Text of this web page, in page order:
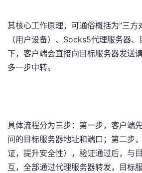
其核心工作原理，可通俗概括为“三
（用户设备）、Socks5代理服务器
下，客户端会直接向目标服务器发送
多一步中转。
具体流程分为三步：第一步，客户端
问的目标服务器地址和端口；第二步
证，提升安全性），验证通过后，与
互，全部通过代理服务器转发，目标